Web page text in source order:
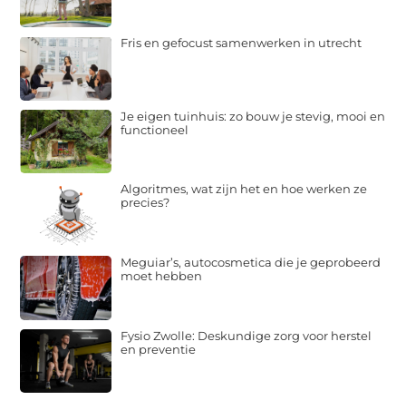
Fris en gefocust samenwerken in utrecht
Je eigen tuinhuis: zo bouw je stevig, mooi en
functioneel
Algoritmes, wat zijn het en hoe werken ze
precies?
Meguiar’s, autocosmetica die je geprobeerd
moet hebben
Fysio Zwolle: Deskundige zorg voor herstel
en preventie